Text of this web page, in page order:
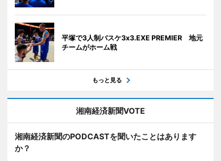
平塚で3人制バスケ3x3.EXE PREMIER 地元
チームがホーム戦
もっと見る
湘南経済新聞VOTE
湘南経済新聞のPODCASTを聞いたことはあります
か？